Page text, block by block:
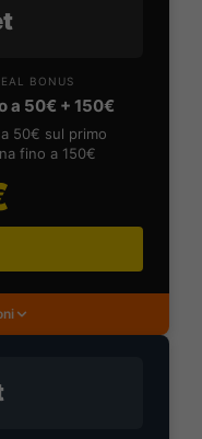
BONUS
a 50€ + 150€
50€ sul primo
fino a 150€